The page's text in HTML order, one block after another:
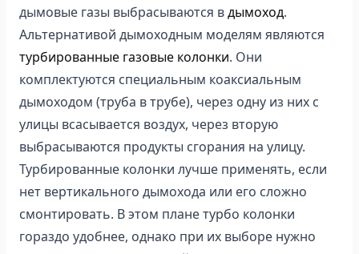
дымовые газы выбрасываются вдымоход.
Альтернативой дымоходным моделям являются
турбированные газовые колонки. Они
комплектуются специальным коаксиальным
дымоходом (труба в трубе), через одну из них с
улицы всасывается воздух, через вторую
выбрасываются продукты сгорания на улицу.
Турбированные колонки лучше применять, если
нет вертикального дымохода или его сложно
смонтировать. В этом плане турбо колонки
гораздо удобнее, однако при их выборе нужно